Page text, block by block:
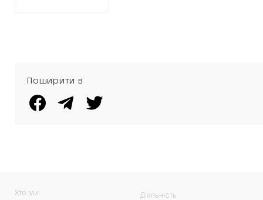
Поширити в
Хто ми Діяльність